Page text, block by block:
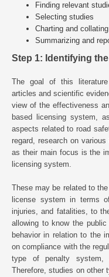
Finding relevant
Selecting studies
Charting and
Summarizing and
Step 1: Identifying
The goal of this
articles and scientific
view of the effectiveness
based licensing system,
aspects related to road
regard, research on
as their main focus is the
licensing system.
These may be related to
license system in terms
injuries, and fatalities, to
allowing to know the
behavior in relation to the
on compliance with the
type of penalty system,
Therefore, studies on other